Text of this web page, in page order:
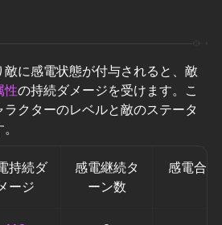
敵に感電状態が付与されると、敵
性の持続ダメージを受けます。こ
クターのレベルと敵のステータ
持続ダ
メージ
感電継続タ
ーン数
感電合